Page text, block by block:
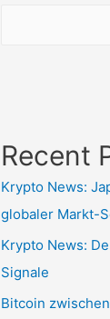
Recent
Krypto News:
globaler Markt-
Krypto News:
Signale
Bitcoin